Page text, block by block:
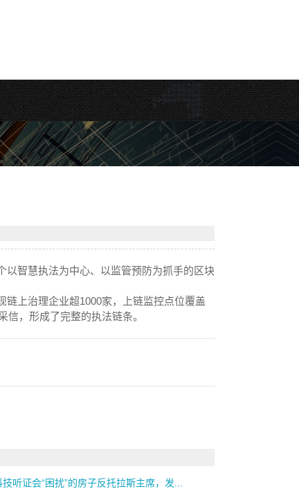
以智慧执法为中心、以监管预防为抓手的区块
上治理企业超1000家，上链监控点位覆盖
，形成了完整的执法链条。
听证会“困扰”的房子反托拉斯主席，发...